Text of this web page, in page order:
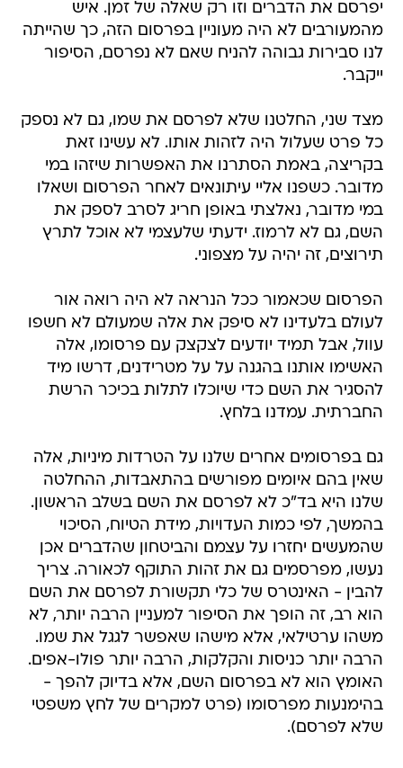
יפרסם את הדברים וזו רק שאלה של זמן. איש
מהמעורבים לא היה מעוניין בפרסום הזה, כך שהייתה
לנו סבירות גבוהה להניח שאם לא נפרסם, הסיפור
ייקבר.
מצד שני, החלטנו שלא לפרסם את שמו, גם לא נספק
כל פרט שעלול היה לזהות אותו. לא עשינו זאת
בקריצה, באמת הסתרנו את האפשרות שיזהו במי
מדובר. כשפנו אליי עיתונאים לאחר הפרסום ושאלו
במי מדובר, נאלצתי באופן חריג לסרב לספק את
השם, גם לא לרמוז. ידעתי שלעצמי לא אוכל לתרץ
תירוצים, זה יהיה על מצפוני.
הפרסום שכאמור ככל הנראה לא היה רואה אור
לעולם בלעדינו לא סיפק את אלה שמעולם לא חשפו
עוול, אבל תמיד יודעים לצקצק עם פרסומו, אלה
האשימו אותנו בהגנה על על מטרידנים, דרשו מיד
להסגיר את השם כדי שיוכלו לתלות בכיכר הרשת
החברתית. עמדנו בלחץ.
גם בפרסומים אחרים שלנו על הטרדות מיניות, אלה
שאין בהם איומים מפורשים בהתאבדות, ההחלטה
שלנו היא בד"כ לא לפרסם את השם בשלב הראשון.
בהמשך, לפי כמות העדויות, מידת הטיוח, הסיכוי
שהמעשים יחזרו על עצמם והביטחון שהדברים אכן
נעשו, מפרסמים גם את זהות התוקף לכאורה. צריך
להבין - האינטרס של כלי תקשורת לפרסם את השם
הוא רב, זה הופך את הסיפור למעניין הרבה יותר, לא
משהו ערטילאי, אלא מישהו שאפשר לגגל את שמו.
הרבה יותר כניסות והקלקות, הרבה יותר פולו-אפים.
האומץ הוא לא בפרסום השם, אלא בדיוק להפך -
בהימנעות מפרסומו (פרט למקרים של לחץ משפטי
שלא לפרסם).